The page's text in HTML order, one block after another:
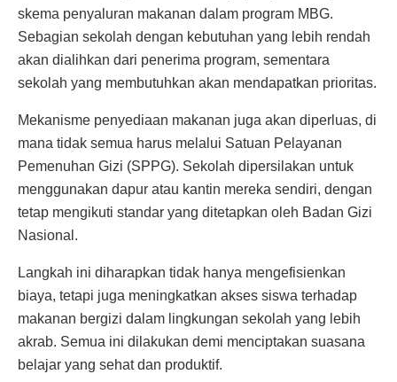
skema penyaluran makanan dalam program MBG.
Sebagian sekolah dengan kebutuhan yang lebih rendah
akan dialihkan dari penerima program, sementara
sekolah yang membutuhkan akan mendapatkan prioritas.
Mekanisme penyediaan makanan juga akan diperluas, di
mana tidak semua harus melalui Satuan Pelayanan
Pemenuhan Gizi (SPPG). Sekolah dipersilakan untuk
menggunakan dapur atau kantin mereka sendiri, dengan
tetap mengikuti standar yang ditetapkan oleh Badan Gizi
Nasional.
Langkah ini diharapkan tidak hanya mengefisienkan
biaya, tetapi juga meningkatkan akses siswa terhadap
makanan bergizi dalam lingkungan sekolah yang lebih
akrab. Semua ini dilakukan demi menciptakan suasana
belajar yang sehat dan produktif.